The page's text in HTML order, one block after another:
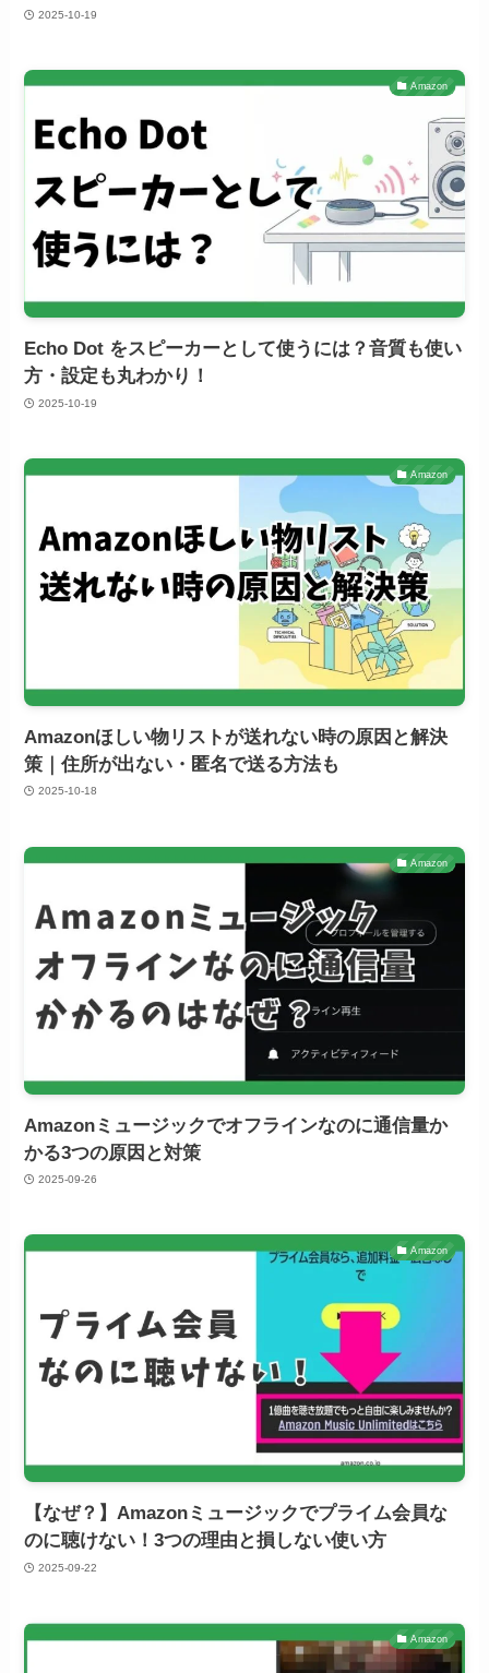
2025-10-19
Amazon
Echo Dot をスピーカーとして使うには？音質も使い
方・設定も丸わかり！
2025-10-19
Amazon
Amazonほしい物リストが送れない時の原因と解決
策｜住所が出ない・匿名で送る方法も
2025-10-18
Amazon
Amazonミュージックでオフラインなのに通信量か
かる3つの原因と対策
2025-09-26
Amazon
【なぜ？】Amazonミュージックでプライム会員な
のに聴けない！3つの理由と損しない使い方
2025-09-22
Amazon